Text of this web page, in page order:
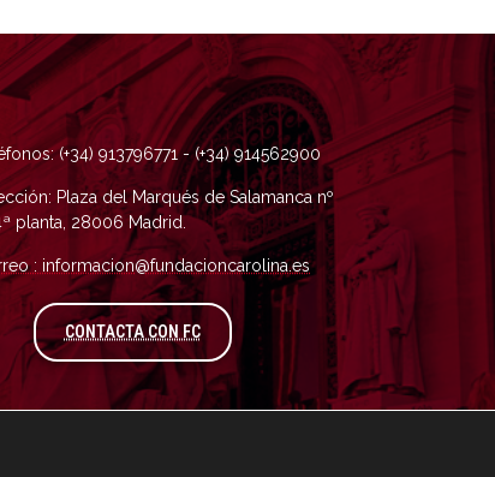
(+34) 913796771 - (+34) 914562900
Plaza del Marqués de Salamanca nº
planta, 28006 Madrid.
: informacion@fundacioncarolina.es
CONTACTA CON FCA TRAVÉS DEL FORMULARIO DE